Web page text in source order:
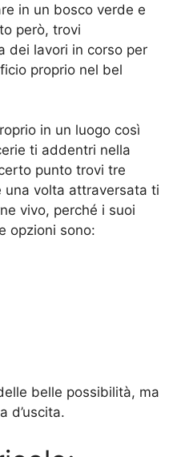
in un bosco verde e
però, trovi
dei lavori in corso per
proprio nel bel
in un luogo così
ti addentri nella
punto trovi tre
una volta attraversata ti
vivo, perché i suoi
opzioni sono:
belle possibilità, ma
d’uscita.